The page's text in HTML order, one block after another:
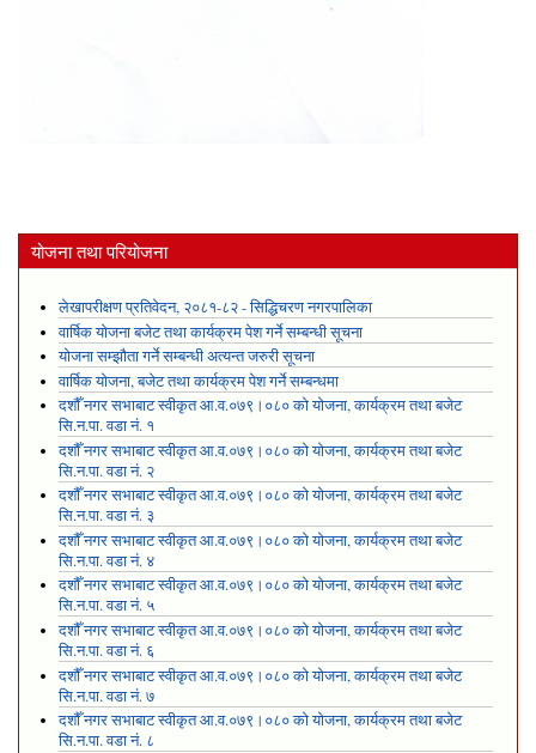
योजना तथा परियोजना
लेखापरीक्षण प्रतिवेदन, २०८१-८२ - सिद्धिचरण नगरपालिका
वार्षिक योजना बजेट तथा कार्यक्रम पेश गर्ने सम्बन्धी सूचना
योजना सम्झौता गर्ने सम्बन्धी अत्यन्त जरुरी सूचना
वार्षिक योजना, बजेट तथा कार्यक्रम पेश गर्ने सम्बन्धमा
दशौँ नगर सभाबाट स्वीकृत आ.व.०७९।०८० को योजना, कार्यक्रम तथा बजेट
सि.न.पा. वडा नं. १
दशौँ नगर सभाबाट स्वीकृत आ.व.०७९।०८० को योजना, कार्यक्रम तथा बजेट
सि.न.पा. वडा नं. २
दशौँ नगर सभाबाट स्वीकृत आ.व.०७९।०८० को योजना, कार्यक्रम तथा बजेट
सि.न.पा. वडा नं. ३
दशौँ नगर सभाबाट स्वीकृत आ.व.०७९।०८० को योजना, कार्यक्रम तथा बजेट
सि.न.पा. वडा नं. ४
दशौँ नगर सभाबाट स्वीकृत आ.व.०७९।०८० को योजना, कार्यक्रम तथा बजेट
सि.न.पा. वडा नं. ५
दशौँ नगर सभाबाट स्वीकृत आ.व.०७९।०८० को योजना, कार्यक्रम तथा बजेट
सि.न.पा. वडा नं. ६
दशौँ नगर सभाबाट स्वीकृत आ.व.०७९।०८० को योजना, कार्यक्रम तथा बजेट
सि.न.पा. वडा नं. ७
दशौँ नगर सभाबाट स्वीकृत आ.व.०७९।०८० को योजना, कार्यक्रम तथा बजेट
सि.न.पा. वडा नं. ८